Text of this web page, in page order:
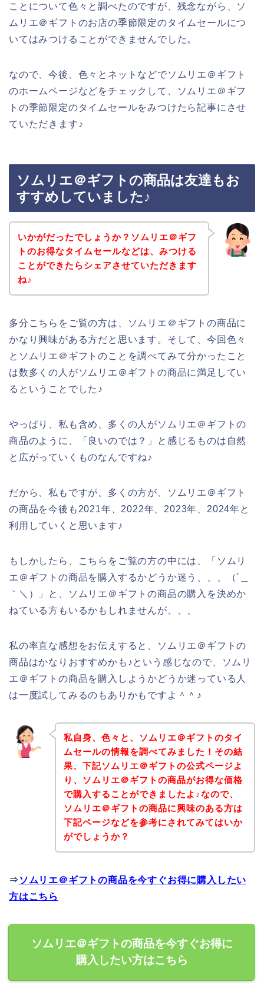
ことについて色々と調べたのですが、残念ながら、ソ
ムリエ＠ギフトのお店の季節限定のタイムセールにつ
いてはみつけることができませんでした。
なので、今後、色々とネットなどでソムリエ＠ギフト
のホームページなどをチェックして、ソムリエ＠ギフ
トの季節限定のタイムセールをみつけたら記事にさせ
ていただきます♪
ソムリエ＠ギフトの商品は友達もお
すすめしていました♪
いかがだったでしょうか？ソムリエ＠ギフ
トのお得なタイムセールなどは、みつける
ことができたらシェアさせていただきます
ね♪
多分こちらをご覧の方は、ソムリエ＠ギフトの商品に
かなり興味がある方だと思います。そして、今回色々
とソムリエ＠ギフトのことを調べてみて分かったこと
は数多くの人がソムリエ＠ギフトの商品に満足してい
るということでした♪
やっぱり、私も含め、多くの人がソムリエ＠ギフトの
商品のように、「良いのでは？」と感じるものは自然
と広がっていくものなんですね♪
だから、私もですが、多くの方が、ソムリエ＠ギフト
の商品を今後も2021年、2022年、2023年、2024年と
利用していくと思います♪
もしかしたら、こちらをご覧の方の中には、「ソムリ
エ＠ギフトの商品を購入するかどうか迷う、、、（´＿
｀＼）」と、ソムリエ＠ギフトの商品の購入を決めか
ねている方もいるかもしれませんが、、、
私の率直な感想をお伝えすると、ソムリエ＠ギフトの
商品はかなりおすすめかも♪という感じなので、ソムリ
エ＠ギフトの商品を購入しようかどうか迷っている人
は一度試してみるのもありかもですよ＾＾♪
私自身、色々と、ソムリエ＠ギフトのタイ
ムセールの情報を調べてみました！その結
果、下記ソムリエ＠ギフトの公式ページよ
り、ソムリエ＠ギフトの商品がお得な価格
で購入することができましたよ♪なので、
ソムリエ＠ギフトの商品に興味のある方は
下記ページなどを参考にされてみてはいか
がでしょうか？
⇒ ソムリエ＠ギフトの商品を今すぐお得に購入したい
方はこちら
ソムリエ＠ギフトの商品を今すぐお得に
購入したい方はこちら